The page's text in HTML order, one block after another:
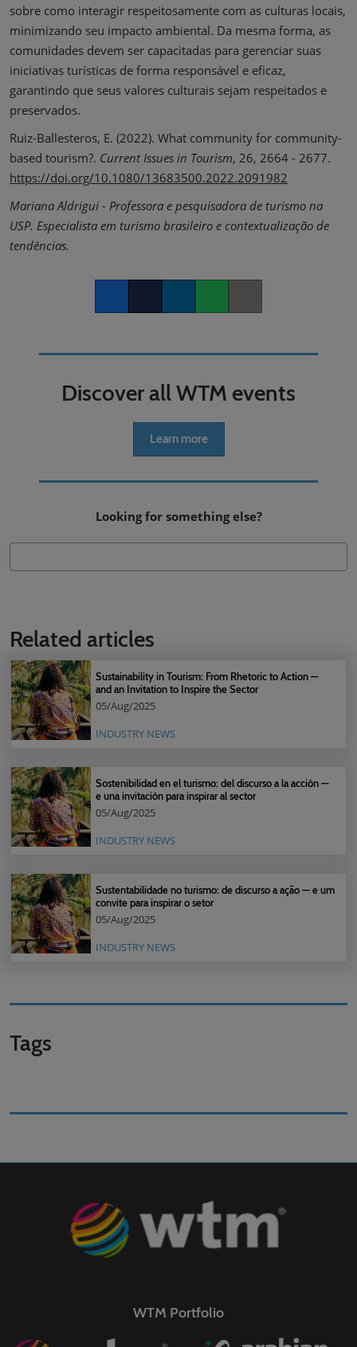
sobre como interagir respeitosamente com as culturas locais,
minimizando seu impacto ambiental. Da mesma forma, as
comunidades devem ser capacitadas para gerenciar suas
iniciativas turísticas de forma responsável e eficaz,
garantindo que seus valores culturais sejam respeitados e
preservados.
Ruiz-Ballesteros, E. (2022). What community for community-
based tourism?. Current Issues in Tourism, 26, 2664 - 2677.
https://doi.org/10.1080/13683500.2022.2091982
Mariana Aldrigui - Professora e pesquisadora de turismo na
USP. Especialista em turismo brasileiro e contextualização de
tendências.
Discover all WTM events
Learn more
Looking for something else?
Related articles
Sustainability in Tourism: From Rhetoric to Action —
and an Invitation to Inspire the Sector
05/Aug/2025
INDUSTRY NEWS
Sostenibilidad en el turismo: del discurso a la acción —
e una invitación para inspirar al sector
05/Aug/2025
INDUSTRY NEWS
Sustentabilidade no turismo: de discurso a ação — e um
convite para inspirar o setor
05/Aug/2025
INDUSTRY NEWS
Tags
WTM Portfolio